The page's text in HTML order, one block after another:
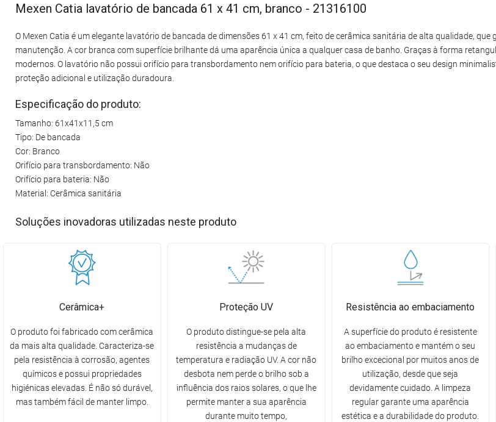
Mexen Catia lavatório de bancada 61 x 41 cm, branco - 21316100
O Mexen Catia é um elegante lavatório de bancada de dimensões 61 x 41 cm, feito de cerâmica sanitária de alta qualidade,
manutenção. A cor branca com superfície brilhante dá uma aparência única a qualquer casa de banho. Graças à forma
modernos. O lavatório não possui orifício para transbordamento nem orifício para bateria, o que destaca o seu design
proteção adicional e utilização duradoura.
Especificação do produto:
Tamanho: 61x41x11,5 cm
Tipo: De bancada
Cor: Branco
Orifício para transbordamento: Não
Orifício para bateria: Não
Material: Cerâmica sanitária
Soluções inovadoras utilizadas neste produto
Cerâmica+
O produto foi fabricado com cerâmica
da mais alta qualidade. Caracteriza-se
pela resistência à corrosão, agentes
químicos e possui propriedades
higiénicas elevadas. É não só durável,
mas também fácil de manter limpo.
Proteção UV
O produto distingue-se pela alta
resistência a mudanças de
temperatura e radiação UV. A cor não
desbota nem perde o brilho sob a
influência dos raios solares, o que lhe
permite manter a sua aparência
durante muito tempo,
Resistência ao embaciamento
A superfície do produto é resistente
ao embaciamento e mantém o seu
brilho excecional por muitos anos de
utilização, desde que seja
devidamente cuidado. A limpeza
regular garante uma aparência
estética e a durabilidade do produto.